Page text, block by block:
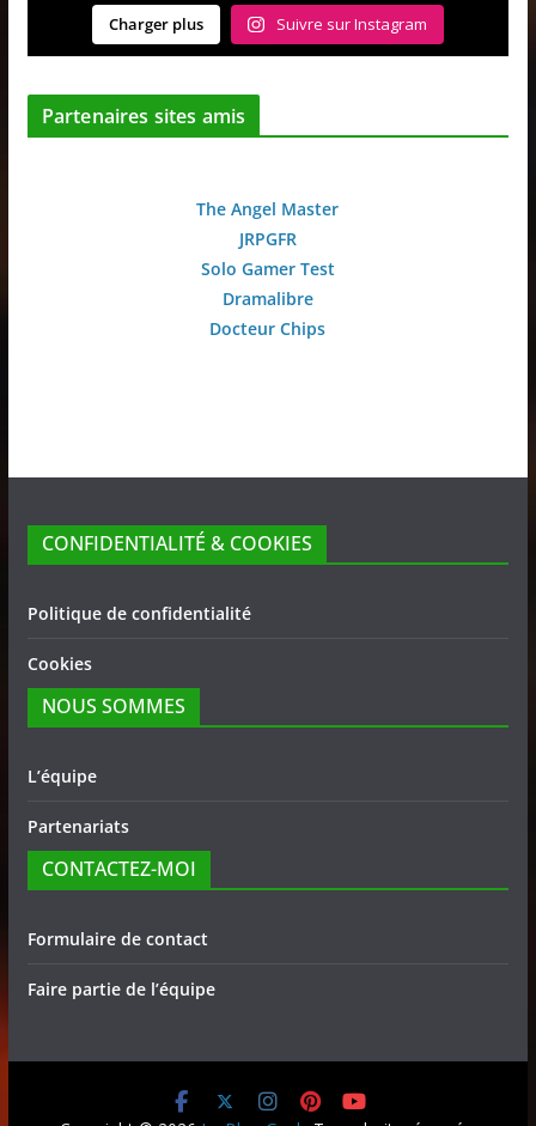
Charger plus Suivre sur Instagram
Partenaires sites amis
The Angel Master
JRPGFR
Solo Gamer Test
Dramalibre
Docteur Chips
CONFIDENTIALITÉ & COOKIES
Politique de confidentialité
Cookies
NOUS SOMMES
L’équipe
Partenariats
CONTACTEZ-MOI
Formulaire de contact
Faire partie de l’équipe